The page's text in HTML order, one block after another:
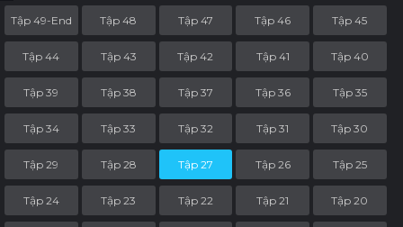
Tập 49-End Tập 48 Tập 47 Tập 46 Tập 45
Tập 44 Tập 43 Tập 42 Tập 41 Tập 40
Tập 39 Tập 38 Tập 37 Tập 36 Tập 35
Tập 34 Tập 33 Tập 32 Tập 31 Tập 30
Tập 29 Tập 28 Tập 27 Tập 26 Tập 25
Tập 24 Tập 23 Tập 22 Tập 21 Tập 20